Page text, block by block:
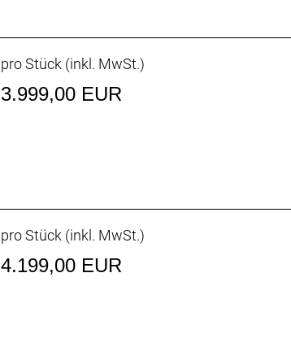
pro Stück (inkl. MwSt.)
3.999,00 EUR
pro Stück (inkl. MwSt.)
4.199,00 EUR